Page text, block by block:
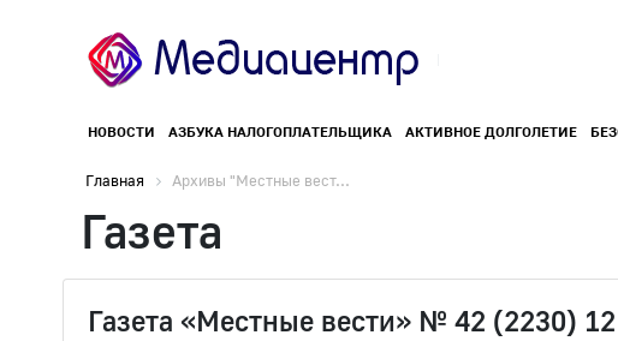
НОВОСТИ АЗБУКА НАЛОГОПЛАТЕЛЬЩИКА АКТИВНОЕ ДОЛГОЛЕТИЕ
Главная Архивы "Местные вест...
Газета
Газета «Местные вести» № 42 (2230)